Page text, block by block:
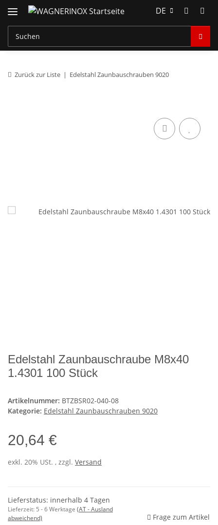
DE
Zurück zur Liste Edelstahl Zaunbauschrauben 9020
Edelstahl Zaunbauschraube M8x40
1.4301 100 Stück
Artikelnummer: BTZBSR02-040-08
Kategorie: Edelstahl Zaunbauschrauben 9020
20,64 €
exkl. 20% USt. , zzgl. Versand
Lieferstatus: innerhalb 4 Tagen
Lieferzeit: 5 - 6 Werktage (AT - Ausland
abweichend)
Frage zum Artikel